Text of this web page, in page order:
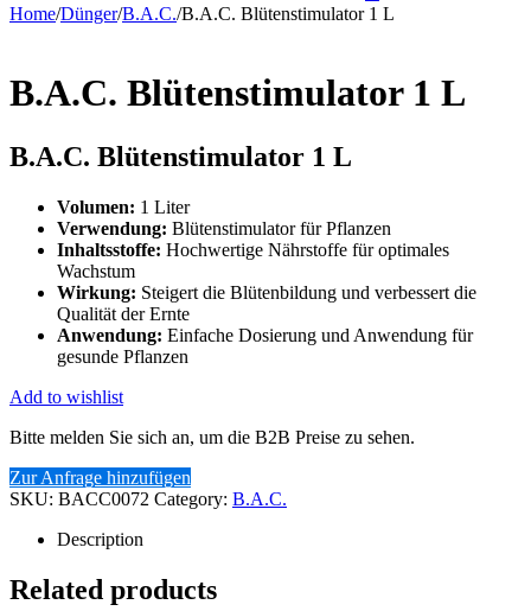
Home/Dünger/B.A.C./B.A.C. Blütenstimulator 1 L
B.A.C. Blütenstimulator 1 L
B.A.C. Blütenstimulator 1 L
Volumen: 1 Liter
Verwendung: Blütenstimulator für Pflanzen
Inhaltsstoffe: Hochwertige Nährstoffe für optimales
Wachstum
Wirkung: Steigert die Blütenbildung und verbessert die
Qualität der Ernte
Anwendung: Einfache Dosierung und Anwendung für
gesunde Pflanzen
Add to wishlist
Bitte melden Sie sich an, um die B2B Preise zu sehen.
Zur Anfrage hinzufügen
SKU: BACC0072 Category: B.A.C.
Description
Related products